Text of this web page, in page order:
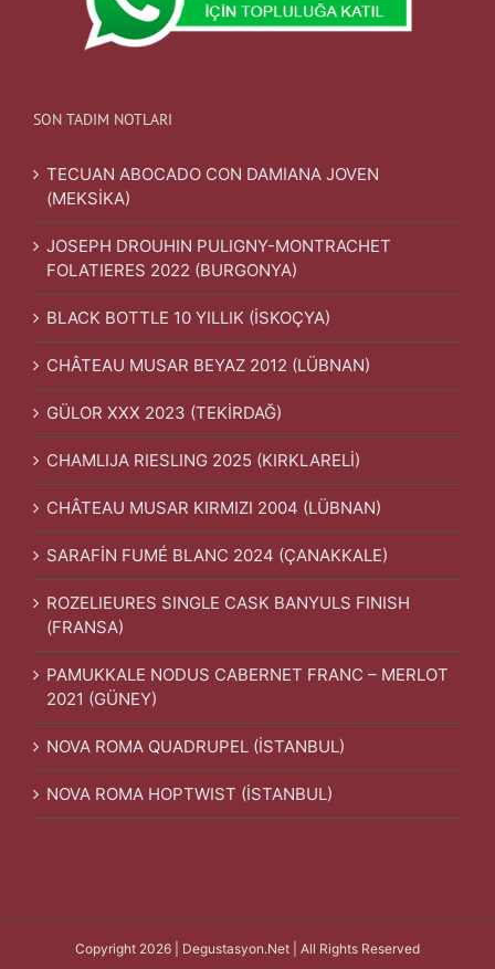
SON TADIM NOTLARI
TECUAN ABOCADO CON DAMIANA JOVEN
(MEKSİKA)
JOSEPH DROUHIN PULIGNY-MONTRACHET
FOLATIERES 2022 (BURGONYA)
BLACK BOTTLE 10 YILLIK (İSKOÇYA)
CHÂTEAU MUSAR BEYAZ 2012 (LÜBNAN)
GÜLOR XXX 2023 (TEKİRDAĞ)
CHAMLIJA RIESLING 2025 (KIRKLARELİ)
CHÂTEAU MUSAR KIRMIZI 2004 (LÜBNAN)
SARAFİN FUMÉ BLANC 2024 (ÇANAKKALE)
ROZELIEURES SINGLE CASK BANYULS FINISH
(FRANSA)
PAMUKKALE NODUS CABERNET FRANC – MERLOT
2021 (GÜNEY)
NOVA ROMA QUADRUPEL (İSTANBUL)
NOVA ROMA HOPTWIST (İSTANBUL)
Copyright 2026 | Degustasyon.Net | All Rights Reserved